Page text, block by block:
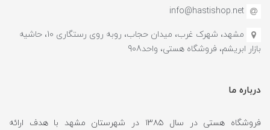
info@hastishop.net
مشهد، شهرک غرب، میدان حجاب، روبه روی رستگاری 10، حاشیه
بازار ابریشم، فروشگاه هستی، واحد908
درباره ما
فروشگاه هستی در سال ۱۳۸۵ در شهرستان مشهد با هدف ارائه